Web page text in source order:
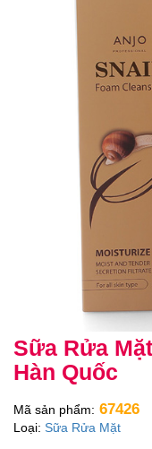
Sữa Rửa
Hàn Quốc
Mã sản phẩm: 67426
Loại: Sữa Rửa Mặt